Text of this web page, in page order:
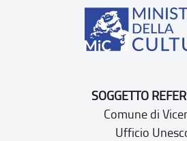
SOGGETTO
Comune di
Ufficio